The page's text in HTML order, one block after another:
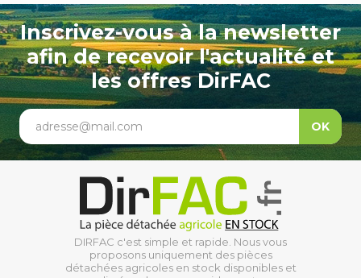
Inscrivez-vous à la newsletter
afin de recevoir l'actualité et
les offres DirFAC
adresse@mail.com OK
DIRFAC c'est simple et rapide. Nous vous
proposons uniquement des pièces
détachées agricoles en stock disponibles et